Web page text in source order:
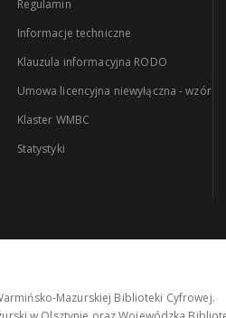
Regulamin
Informacje techniczne
Klauzula informacyjna RODO
Umowa licencyjna niewyłączna - wzór
Klaster WMBC
Statystyki
Mazurskiej Biblioteki Cyfrowej.